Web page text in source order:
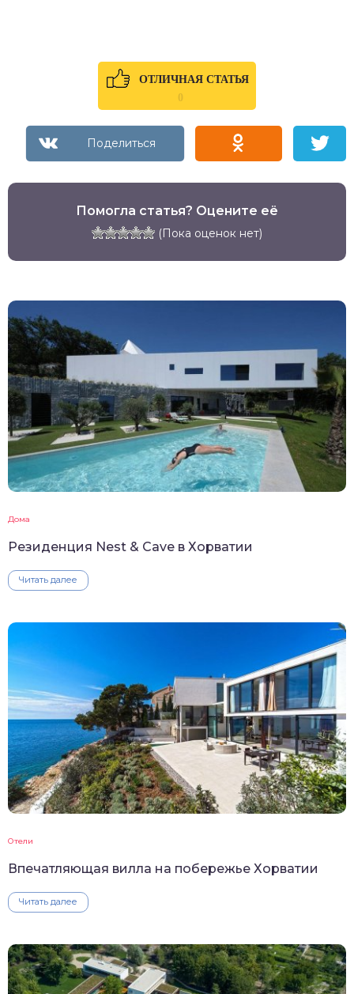
ОТЛИЧНАЯ СТАТЬЯ
0
Помогла статья? Оцените её
(Пока оценок нет)
Дома
Резиденция Nest & Cave в Хорватии
Читать далее
Отели
Впечатляющая вилла на побережье Хорватии
Читать далее